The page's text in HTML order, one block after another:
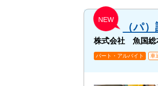
NEW
（パ
株式会社 魚国
パート・アルバイト 車